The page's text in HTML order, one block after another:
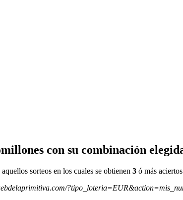
con su combinación
sorteos en los cuales se obtienen 3 ó más